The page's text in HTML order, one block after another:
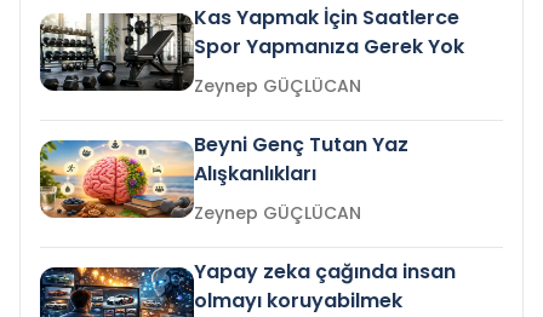
Kas Yapmak İçin Saatlerce
Spor Yapmanıza Gerek Yok
Zeynep GÜÇLÜCAN
Beyni Genç Tutan Yaz
Alışkanlıkları
Zeynep GÜÇLÜCAN
Yapay zeka çağında insan
olmayı koruyabilmek